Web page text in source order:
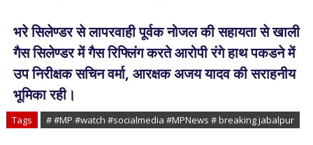
भरे सिलेण्डर से लापरवाही पूर्वक नोजल की सहायता से खाली
गैस सिलेण्डर में गैस रिफ्लिंग करते आरोपी रंगे हाथ पकडने में
उप निरीक्षक सचिन वर्मा, आरक्षक अजय यादव की सराहनीय
भूमिका रही।
Tags # #MP #watch #socialmedia #MPNews # breaking jabalpur